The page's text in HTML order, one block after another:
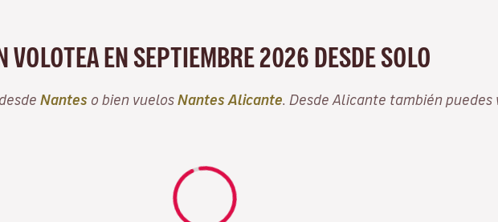
VOLOTEA EN SEPTIEMBRE 2026 DESDE SOLO
Nantes o bien vuelos Nantes Alicante . Desde Alicante también puedes